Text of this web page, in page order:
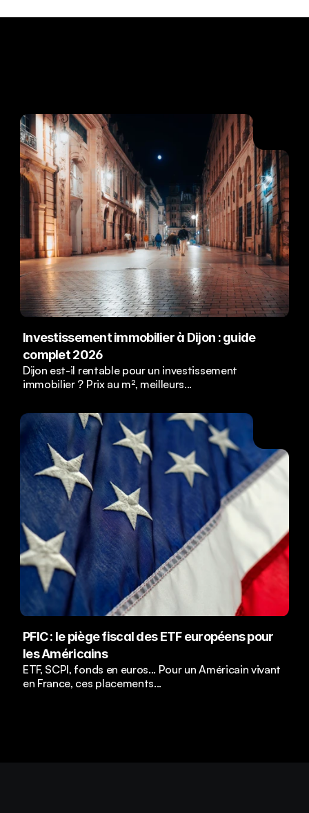
Lecture recommandée
Plongez-vous dans nos derniers articles sur les
tendances et les conseils pour améliorer votre
patrimoine
Investissement immobilier à Dijon : guide
complet 2026
Dijon est-il rentable pour un investissement
immobilier ? Prix au m², meilleurs...
PFIC : le piège fiscal des ETF européens pour
les Américains
ETF, SCPI, fonds en euros... Pour un Américain vivant
en France, ces placements...